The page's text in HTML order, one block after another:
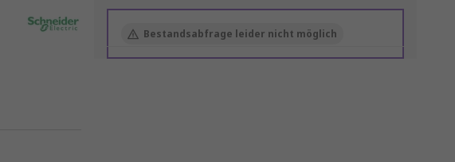
Bestandsabfrage leider nicht möglich